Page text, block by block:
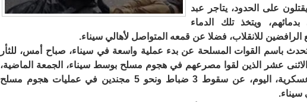
على الحدود، يتاجر عبد
بدمائهم، ويتخذ تلك الدماء
الرافضين للانقلاب، فضلا عن قمعه المتواصل لأهالي سيناء.
باسم القوات المسلحة عن بدء عملية واسعة في سيناء، صباح أمس، للثأر
الاثنى عشر الذين لقوا مصرعهم في هجوم مسلح بوسط سيناء، الجمعة الماضية،
أعلنت مصادر عسكرية، اليوم، عن سقوط 3 ضباط ونحو 5 مجندين في عمليات هجوم مسلح